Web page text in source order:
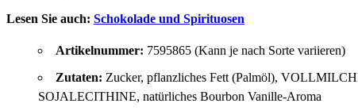
Lesen Sie auch: Schokolade und Spirituosen
Artikelnummer: 7595865 (Kann je nach Sorte variieren)
Zutaten: Zucker, pflanzliches Fett (Palmöl),
SOJALECITHINE, natürliches Bourbon Vanille-Aroma